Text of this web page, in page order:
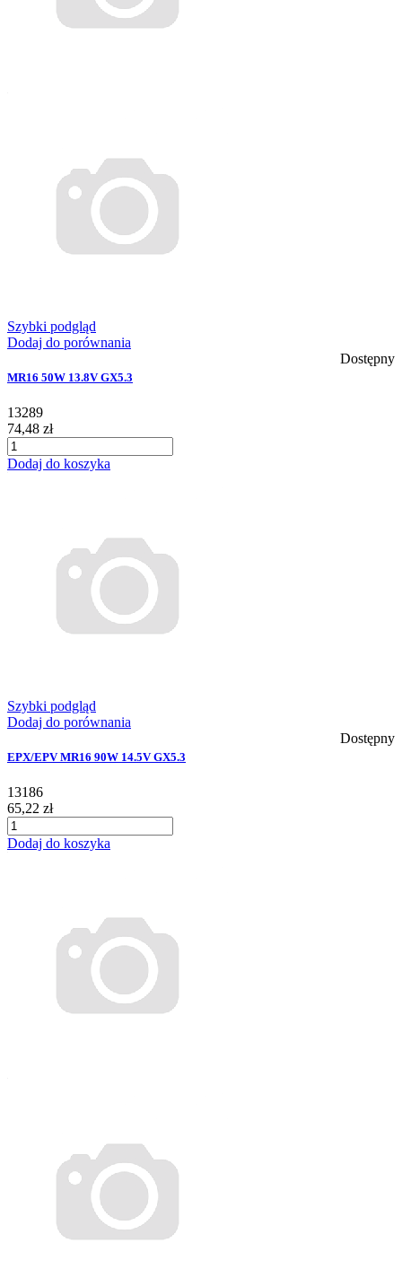
Szybki podgląd
Dodaj do porównania
Dostępny
MR16 50W 13.8V GX5.3
13289
74,48 zł
Dodaj do koszyka
Szybki podgląd
Dodaj do porównania
Dostępny
EPX/EPV MR16 90W 14.5V GX5.3
13186
65,22 zł
Dodaj do koszyka